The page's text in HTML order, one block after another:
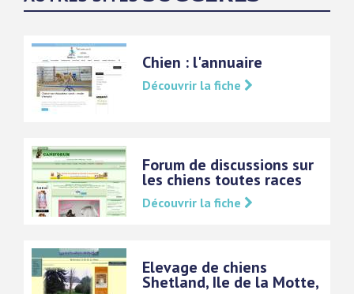
Chien : l'annuaire
Découvrir la fiche
Forum de discussions sur
les chiens toutes races
Découvrir la fiche
Elevage de chiens
Shetland, Ile de la Motte,